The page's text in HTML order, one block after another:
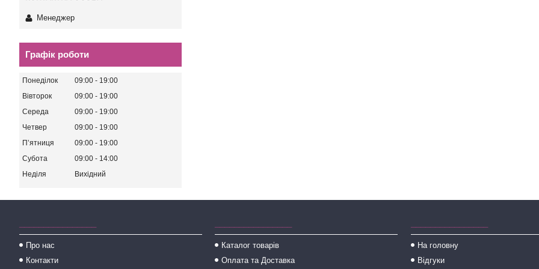
Менеджер
Графік роботи
Понеділок 09:00
19:00
Вівторок
09:00
19:00
Середа
09:00
19:00
Четвер
09:00
19:00
Пʼятниця
09:00
19:00
Субота
09:00
14:00
Неділя
Вихідний
Про нас
Контакти
Каталог товарів
Оплата та Доставка
На головну
Відгуки